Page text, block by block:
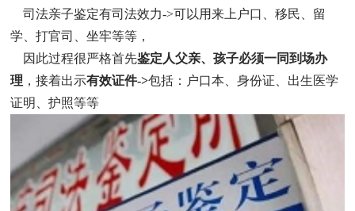
司法亲子鉴定有司法效力->可以用来上户口、移民、留
学、打官司、坐牢等等，
因此过程很严格首先鉴定人父亲、孩子必须一同到场办
理 ，接着出示有效证件->包括：户口本、身份证、出生医学
证明、护照等等